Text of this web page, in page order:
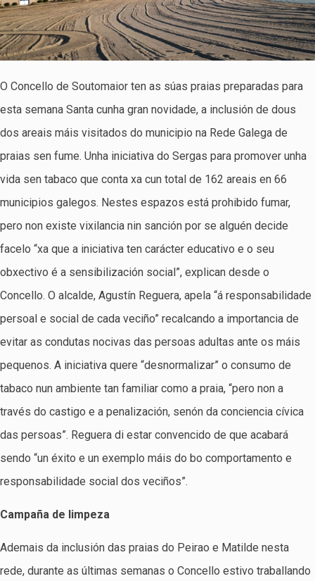
O Concello de Soutomaior ten as súas praias preparadas para
esta semana Santa cunha gran novidade, a inclusión de dous
dos areais máis visitados do municipio na Rede Galega de
praias sen fume. Unha iniciativa do Sergas para promover unha
vida sen tabaco que conta xa cun total de 162 areais en 66
municipios galegos. Nestes espazos está prohibido fumar,
pero non existe vixilancia nin sanción por se alguén decide
facelo “xa que a iniciativa ten carácter educativo e o seu
obxectivo é a sensibilización social”, explican desde o
Concello. O alcalde, Agustín Reguera, apela “á responsabilidade
persoal e social de cada veciño” recalcando a importancia de
evitar as condutas nocivas das persoas adultas ante os máis
pequenos. A iniciativa quere “desnormalizar” o consumo de
tabaco nun ambiente tan familiar como a praia, “pero non a
través do castigo e a penalización, senón da conciencia cívica
das persoas”. Reguera di estar convencido de que acabará
sendo “un éxito e un exemplo máis do bo comportamento e
responsabilidade social dos veciños”.
Campaña de limpeza
Ademais da inclusión das praias do Peirao e Matilde nesta
rede, durante as últimas semanas o Concello estivo traballando